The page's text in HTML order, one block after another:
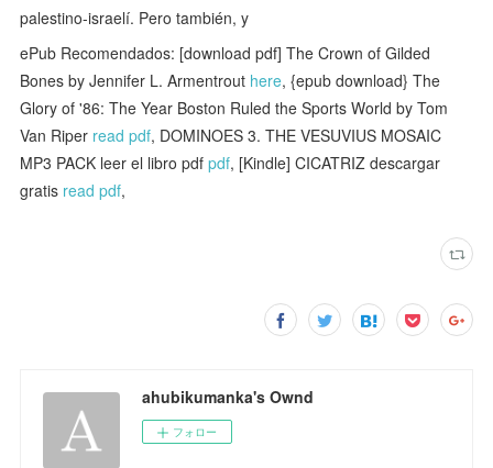
palestino-israelí. Pero también, y
ePub Recomendados: [download pdf] The Crown of Gilded
Bones by Jennifer L. Armentrout here, {epub download} The
Glory of '86: The Year Boston Ruled the Sports World by Tom
Van Riper read pdf, DOMINOES 3. THE VESUVIUS MOSAIC
MP3 PACK leer el libro pdfpdf, [Kindle] CICATRIZ descargar
gratis read pdf,
ahubikumanka's Ownd
フォロー